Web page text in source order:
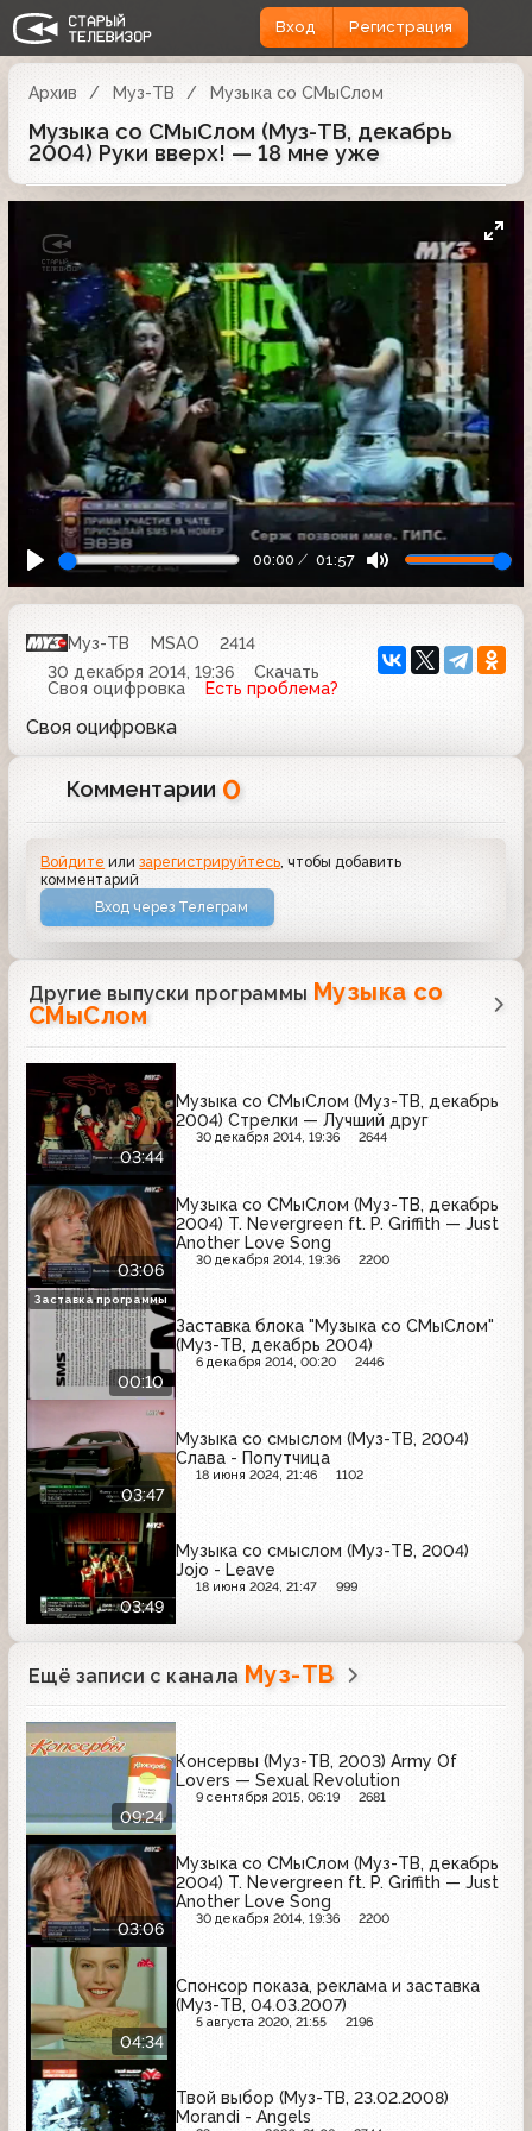
Вход Регистрация
Архив Муз-ТВ Музыка со СМыСлом
Музыка со СМыСлом (Муз-ТВ, декабрь
2004) Руки вверх! — 18 мне уже
00:00 01:57
Муз-ТВ MSAO
2414
30 декабря 2014, 19:36
Скачать
Своя оцифровка
Есть проблема?
Своя оцифровка
Комментарии 0
Войдите илизарегистрируйтесь, чтобы добавить
комментарий
Вход через Телеграм
Другие выпуски программы Музыка со
СМыСлом
03:44
Музыка со СМыСлом (Муз-ТВ, декабрь
2004) Стрелки — Лучший друг
30 декабря 2014, 19:36 2644
03:06
Музыка со СМыСлом (Муз-ТВ, декабрь
2004) T. Nevergreen ft. P. Griffith — Just
Another Love Song
30 декабря 2014, 19:36 2200
00:10
Заставка блока "Музыка со СМыСлом"
(Муз-ТВ, декабрь 2004)
6 декабря 2014, 00:20 2446
Заставка программы
03:47
Музыка со смыслом (Муз-ТВ, 2004)
Слава - Попутчица
18 июня 2024, 21:46 1102
03:49
Музыка со смыслом (Муз-ТВ, 2004)
Jojo - Leave
18 июня 2024, 21:47 999
Ещё записи с канала Муз-ТВ
09:24
Консервы (Муз-ТВ, 2003) Army Of
Lovers — Sexual Revolution
9 сентября 2015, 06:19 2681
03:06
Музыка со СМыСлом (Муз-ТВ, декабрь
2004) T. Nevergreen ft. P. Griffith — Just
Another Love Song
30 декабря 2014, 19:36 2200
04:34
Спонсор показа, реклама и заставка
(Муз-ТВ, 04.03.2007)
5 августа 2020, 21:55 2196
Твой выбор (Муз-ТВ, 23.02.2008)
Morandi - Angels